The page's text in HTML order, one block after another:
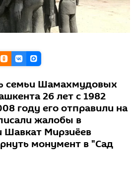
семьи Шамахмудовых
26 лет с 1982
году его отправили на
жалобы в
Шавкат Мирзиёев
монумент в "Сад